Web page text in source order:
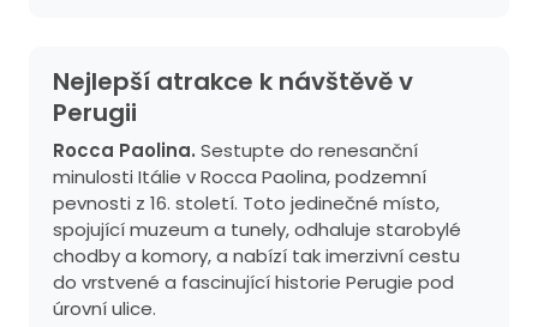
Nejlepší atrakce k návštěvě v
Perugii
Rocca Paolina. Sestupte do renesanční
minulosti Itálie v Rocca Paolina, podzemní
pevnosti z 16. století. Toto jedinečné místo,
spojující muzeum a tunely, odhaluje starobylé
chodby a komory, a nabízí tak imerzivní cestu
do vrstvené a fascinující historie Perugie pod
úrovní ulice.